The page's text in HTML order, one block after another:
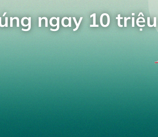
ngay 10 triệu